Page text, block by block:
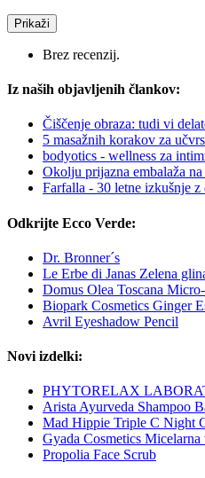
Prikaži
Brez recenzij.
Iz naših objavljenih člankov:
Čiščenje obraza: tudi vi
5 masažnih korakov za
bodyotics - wellness za
Okolju prijazna embalaža
Farfalla - 30 letne izkušnje z
Odkrijte Ecco Verde:
Dr. Bronner´s
Le Erbe di Janas Zelena
Domus Olea Toscana
Biopark Cosmetics Ginger
Avril Eyeshadow Pencil
Novi izdelki:
PHYTORELAX
Arista Ayurveda Shampoo
Mad Hippie Triple C Night
Gyada Cosmetics Micelarna
Propolia Face Scrub